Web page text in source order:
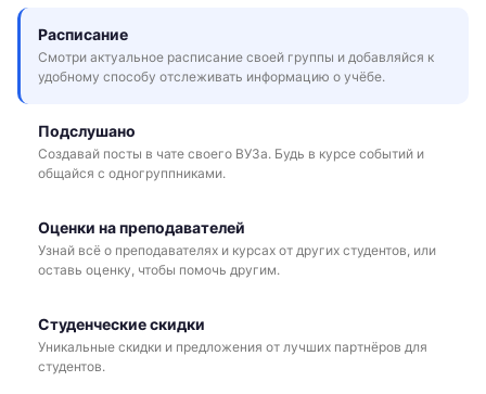
Расписание
Смотри актуальное расписание своей группы и добавляйся к
удобному способу отслеживать информацию о учёбе.
Подслушано
Создавай посты в чате своего ВУЗа. Будь в курсе событий и
общайся с одногруппниками.
Оценки на преподавателей
Узнай всё о преподавателях и курсах от других студентов, или
оставь оценку, чтобы помочь другим.
Студенческие скидки
Уникальные скидки и предложения от лучших партнёров для
студентов.